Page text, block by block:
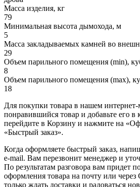
Масса изделия, кг
79
Минимальная высота дымохода, м
5
Масса закладываемых камней во
29
Объем парильного помещения (min),
8
Объем парильного помещения (max),
18
Для покупки товара в нашем интернет-
понравившийся товар и добавьте его в
перейдите в Корзину и нажмите на
«Быстрый заказ».
Когда оформляете быстрый заказ,
e-mail. Вам перезвонит менеджер и
По результатам разговора вам придет
оформления товара на почту или
только ждать доставки и радоваться